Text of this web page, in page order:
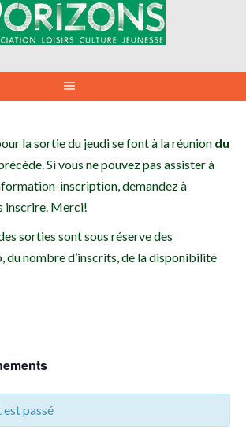
la sortie du jeudi se font à la réunion du
Si vous ne pouvez pas assister à
inscription, demandez à
inscrire. Merci!
sorties sont sous réserve des
du nombre d’inscrits, de la disponibilité
passé